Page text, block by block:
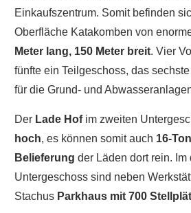
Einkaufszentrum. Somit befinden
Oberfläche Katakomben von
Meter lang, 150 Meter breit. Vier
fünfte ein Teilgeschoss, das
für die Grund- und
Der Lade Hofim zweiten
hoch, es können somit auch 16-
Belieferung der Läden dort rein. Im
Untergeschoss sind neben
Stachus Parkhaus mit 700